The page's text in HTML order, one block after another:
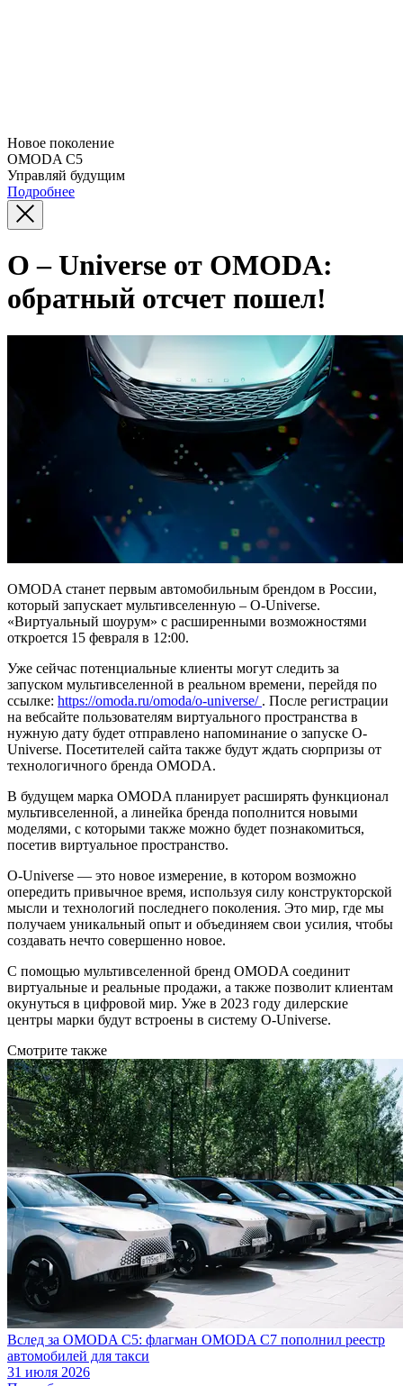
Новое поколение
OMODA C5
Управляй будущим
Подробнее
O – Universe от OMODA:
обратный отсчет пошел!
OMODA станет первым автомобильным брендом в России,
который запускает мультивселенную – O-Universe.
«Виртуальный шоурум» с расширенными возможностями
откроется 15 февраля в 12:00.
Уже сейчас потенциальные клиенты могут следить за
запуском мультивселенной в реальном времени, перейдя по
ссылке: https://omoda.ru/omoda/o-universe/ . После регистрации
на вебсайте пользователям виртуального пространства в
нужную дату будет отправлено напоминание о запуске O-
Universe. Посетителей сайта также будут ждать сюрпризы от
технологичного бренда OMODA.
В будущем марка OMODA планирует расширять функционал
мультивселенной, а линейка бренда пополнится новыми
моделями, с которыми также можно будет познакомиться,
посетив виртуальное пространство.
O-Universe — это новое измерение, в котором возможно
опередить привычное время, используя силу конструкторской
мысли и технологий последнего поколения. Это мир, где мы
получаем уникальный опыт и объединяем свои усилия, чтобы
создавать нечто совершенно новое.
С помощью мультивселенной бренд OMODA соединит
виртуальные и реальные продажи, а также позволит клиентам
окунуться в цифровой мир. Уже в 2023 году дилерские
центры марки будут встроены в систему O-Universe.
Смотрите также
Вслед за OMODA C5: флагман OMODA C7 пополнил реестр
автомобилей для такси
31 июля 2026